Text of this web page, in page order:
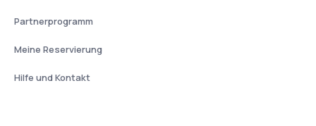
Partnerprogramm
Meine Reservierung
Hilfe und Kontakt